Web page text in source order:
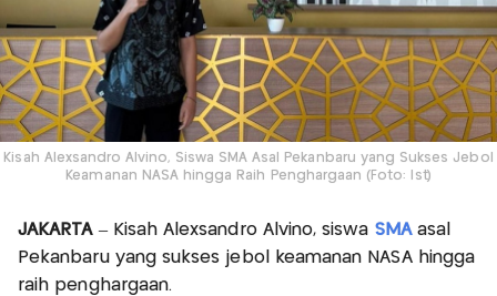
Kisah Alexsandro Alvino, Siswa SMA Asal Pekanbaru yang Sukses Jebol
Keamanan NASA hingga Raih Penghargaan (Foto: Ist)
JAKARTA– Kisah Alexsandro Alvino, siswa SMAasal
Pekanbaru yang sukses jebol keamanan NASA hingga
raih penghargaan.